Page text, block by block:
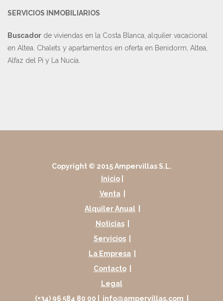
SERVICIOS INMOBILIARIOS
Buscador de viviendas en la Costa Blanca, alquiler vacacional
en Altea. Chalets y apartamentos en oferta en Benidorm, Altea,
Alfaz del Pi y La Nucía.
Copyright © 2015 Ampervillas S.L.
Inicio
Venta
Alquiler Anual
Noticias
Servicios
La Empresa
Contacto
Legal
(+34) 96 584 80 00 |
info@ampervillas.com